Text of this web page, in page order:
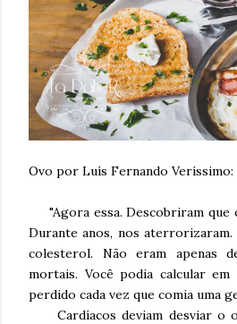
Ovo por Luís Fernando Veríssimo:
"Agora essa. Descobriram que
Durante anos, nos aterrorizaram.
colesterol. Não eram apenas
mortais. Você podia calcular
perdido cada vez que comia uma
Cardíacos deviam desviar o